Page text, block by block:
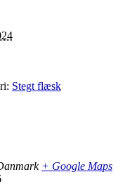
Stegt flæsk
+ Google Maps